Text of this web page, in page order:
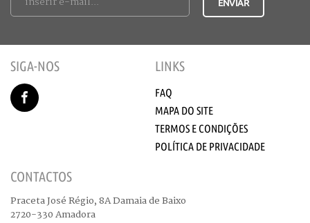
SIGA-NOS LINKS
FAQ
MAPA DO SITE
TERMOS E CONDIÇÕES
POLÍTICA DE PRIVACIDADE
CONTACTOS
Praceta José Régio, 8A Damaia de Baixo
2720-330 Amadora